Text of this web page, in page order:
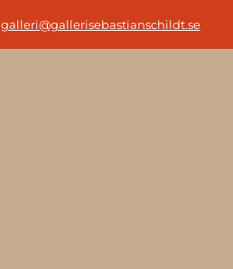
galleri@gallerisebastianschildt.se